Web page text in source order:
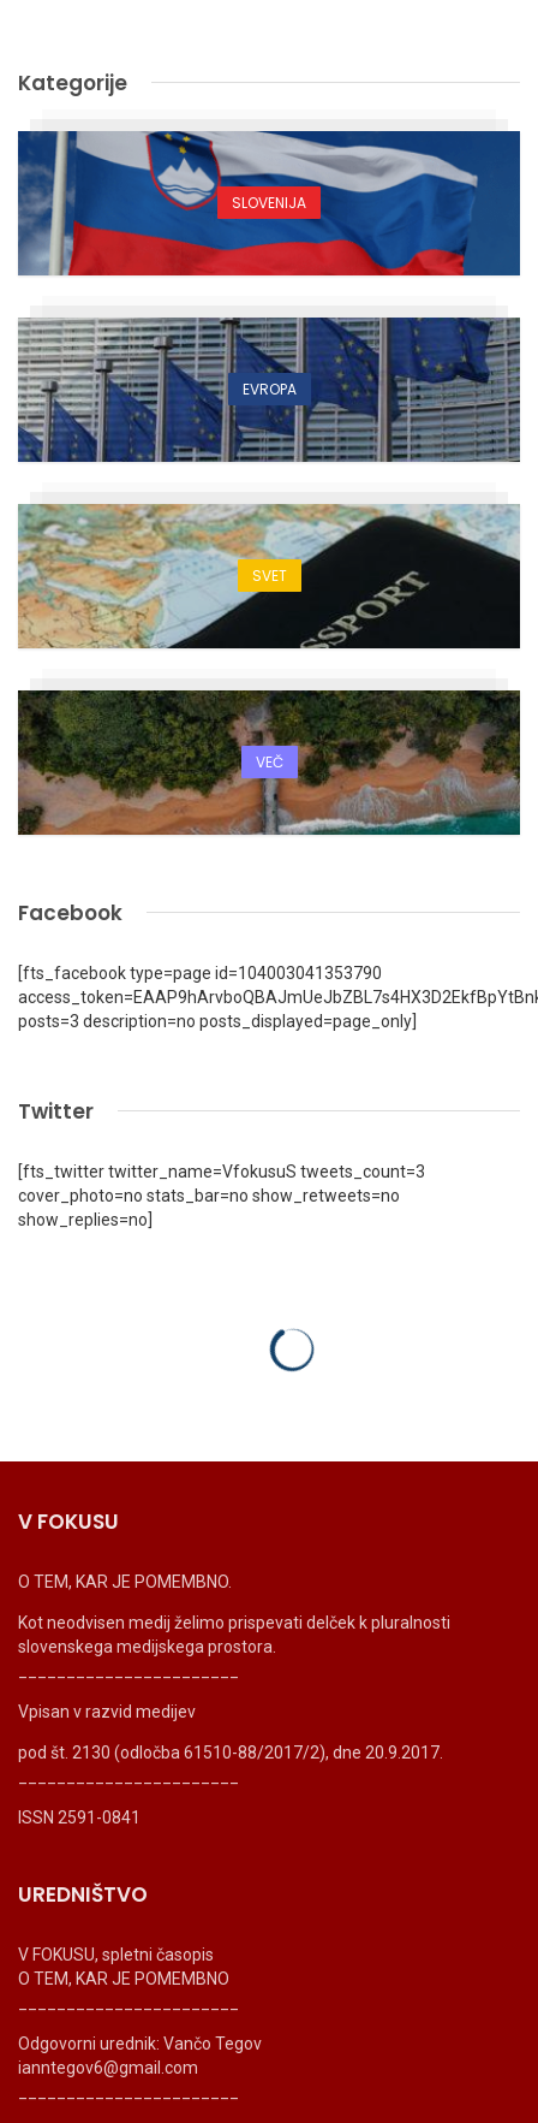
Kategorije
SLOVENIJA
EVROPA
SVET
VEČ
Facebook
[fts_facebook type=page id=104003041353790
posts=3 description=no posts_displayed=page_only]
Twitter
[fts_twitter twitter_name=VfokusuS tweets_count=3
cover_photo=no stats_bar=no show_retweets=no
show_replies=no]
V FOKUSU
O TEM, KAR JE POMEMBNO.
Kot neodvisen medij želimo prispevati delček k pluralnosti
slovenskega medijskega prostora.
Vpisan v razvid medijev
pod št. 2130 (odločba 61510-88/2017/2), dne 20.9.2017.
ISSN 2591-0841
UREDNIŠTVO
V FOKUSU, spletni časopis
O TEM, KAR JE POMEMBNO
Odgovorni urednik: Vančo Tegov
ianntegov6@gmail.com